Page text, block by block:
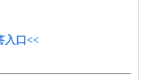
入口<<